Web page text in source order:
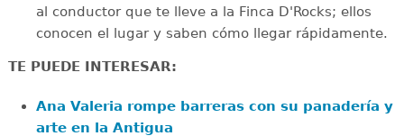
al conductor que te lleve a la Finca D'Rocks; ellos
conocen el lugar y saben cómo llegar rápidamente.
TE PUEDE INTERESAR:
Ana Valeria rompe barreras con su panadería y
arte en la Antigua